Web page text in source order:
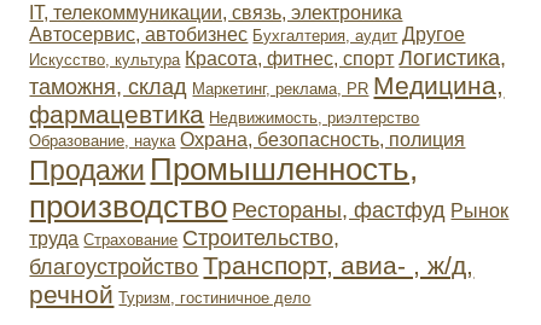
IT, телекоммуникации, связь, электроника
Автосервис, автобизнес Бухгалтерия, аудит Другое
Искусство, культура Красота, фитнес, спорт Логистика,
таможня, склад Маркетинг, реклама, PR Медицина,
фармацевтика Недвижимость, риэлтeрство
Образование, наука Охрана, безопасность, полиция
Продажи Промышленность,
производство Рестораны, фастфуд Рынок
труда Страхование Строительство,
благоустройство Транспорт, авиа- , ж/д,
речной Туризм, гостиничное дело